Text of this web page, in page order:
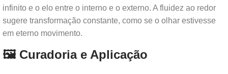
infinito e o elo entre o interno e o externo. A fluidez ao redor
sugere transformação constante, como se o olhar estivesse
em eterno movimento.
🖼️ Curadoria e Aplicação